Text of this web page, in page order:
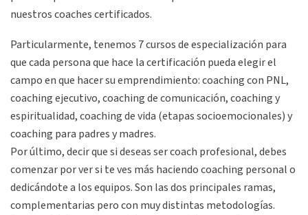
nuestros coaches certificados.
Particularmente, tenemos 7 cursos de especialización para
que cada persona que hace la certificación pueda elegir el
campo en que hacer su emprendimiento: coaching con PNL,
coaching ejecutivo, coaching de comunicación, coaching y
espiritualidad, coaching de vida (etapas socioemocionales) y
coaching para padres y madres.
Por último, decir que si deseas ser coach profesional, debes
comenzar por ver si te ves más haciendo coaching personal o
dedicándote a los equipos. Son las dos principales ramas,
complementarias pero con muy distintas metodologías.